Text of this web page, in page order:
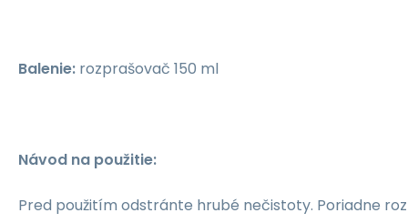
Balenie: rozprašovač 150 ml
Návod na použitie:
Pred použitím odstránte hrubé nečistoty. Poriadne